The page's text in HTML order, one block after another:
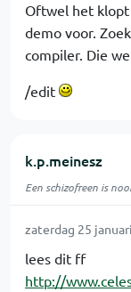
Oftwel het
demo voor.
compiler. Die
/edit
k.p.meinesz
Een schizofreen is
zaterdag 25
lees dit ff
http://